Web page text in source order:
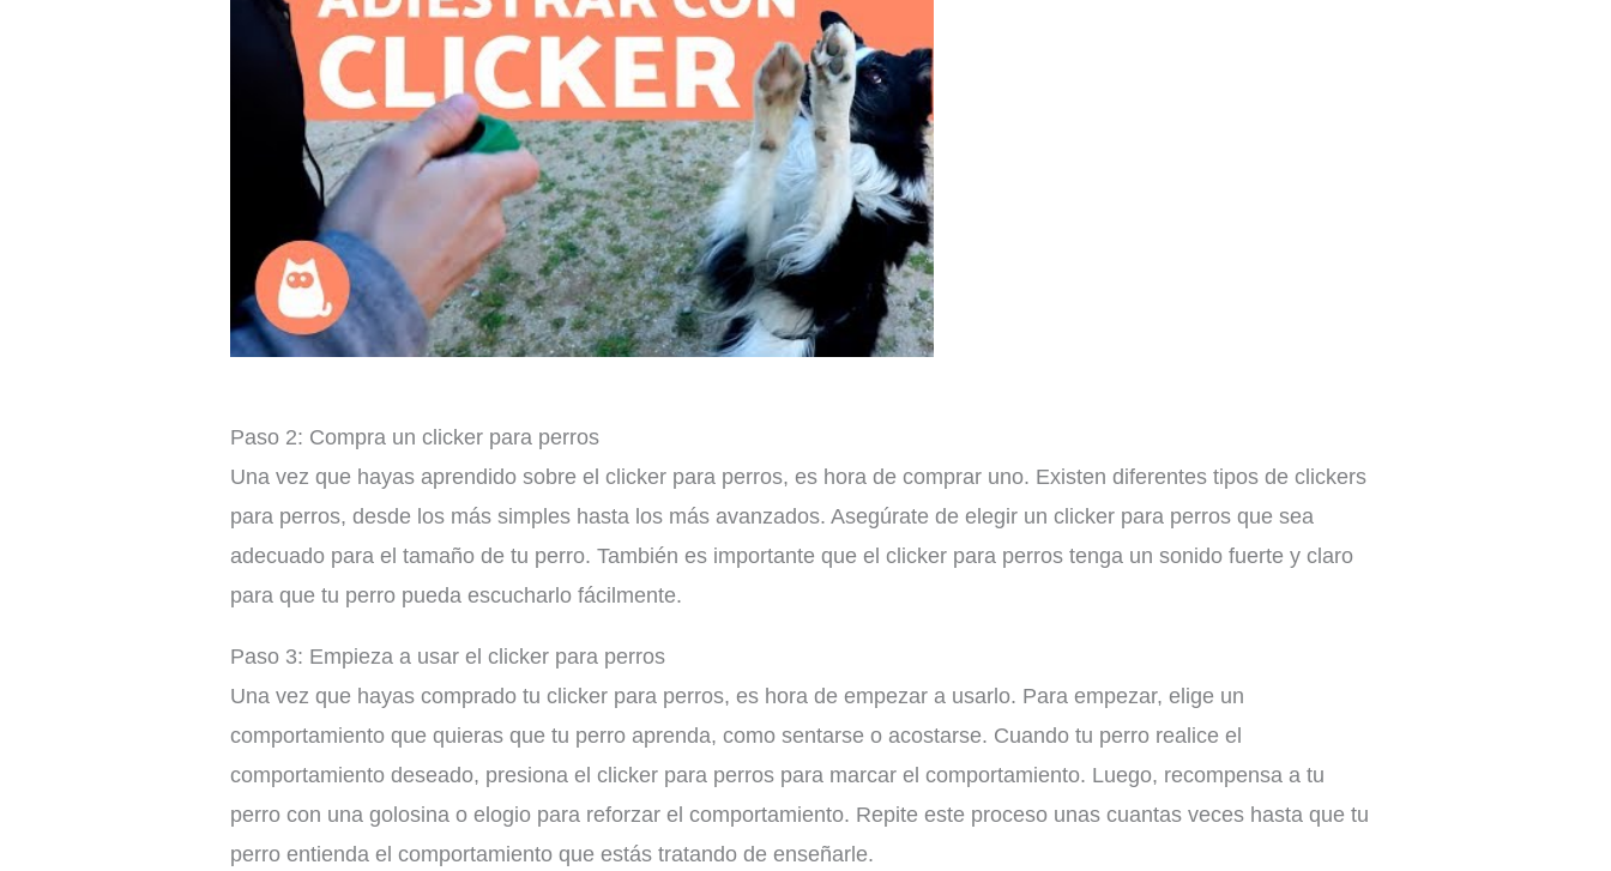
Paso 2: Compra un clicker para perros
Una vez que hayas aprendido sobre el clicker para perros, es hora de comprar uno. Existen diferentes tipos de clickers
para perros, desde los más simples hasta los más avanzados. Asegúrate de elegir un clicker para perros que sea
adecuado para el tamaño de tu perro. También es importante que el clicker para perros tenga un sonido fuerte y claro
para que tu perro pueda escucharlo fácilmente.
Paso 3: Empieza a usar el clicker para perros
Una vez que hayas comprado tu clicker para perros, es hora de empezar a usarlo. Para empezar, elige un
comportamiento que quieras que tu perro aprenda, como sentarse o acostarse. Cuando tu perro realice el
comportamiento deseado, presiona el clicker para perros para marcar el comportamiento. Luego, recompensa a tu
perro con una golosina o elogio para reforzar el comportamiento. Repite este proceso unas cuantas veces hasta que tu
perro entienda el comportamiento que estás tratando de enseñarle.